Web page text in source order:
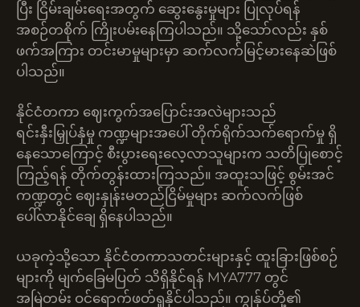
ပြီး ငြိမ်းချမ်းရေးအတွက် ဆွေးနွေးမှုများ ပြုလုပ်ရန်
အစဉ်တစိုက် ကြိုးပမ်းနေကြပါသည်။ သို့သော်လည်း နှစ်
ဖက်အကြား တင်းမာမှုများမှာ ဆက်လက်မြင့်မားနေဆဲဖြစ်
ပါသည်။
နိုင်ငံတကာ ဈေးကွက်အပြောင်းအလဲများသည်
ရင်းနှီးမြှုပ်နှံမှု ကဏ္ဍများအပေါ် တိုက်ရိုက်သက်ရောက်မှု ရှိ
နေသောကြောင့် စီးပွားရေးလေ့လာသူများက သတိပြုစောင့်
ကြည့်ရန် တိုက်တွန်းထားကြသည်။ အထူးသဖြင့် စွမ်းအင်
ကဏ္ဍတွင် ဈေးနှုန်းမတည်ငြိမ်မှုများ ဆက်လက်ဖြစ်
ပေါ်လာနိုင်ချေ ရှိနေပါသည်။
ယခုကဲ့သို့သော နိုင်ငံတကာသတင်းများနှင့် ထူးခြားဖြစ်စဉ်
များကို မျက်ခြေမပြတ် သိရှိနိုင်ရန် MYA777 တွင်
အမြဲတမ်း ဝင်ရောက်ဖတ်ရှုနိုင်ပါသည်။ ကျွန်ုပ်တို့၏